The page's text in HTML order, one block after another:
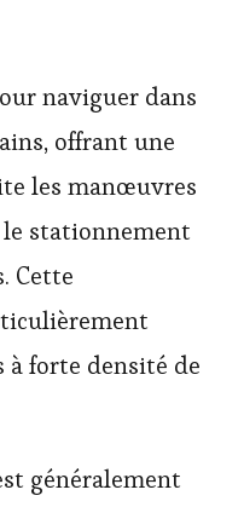
naviguer dans
offrant une
les manœuvres
stationnement
Cette
à forte densité de
généralement